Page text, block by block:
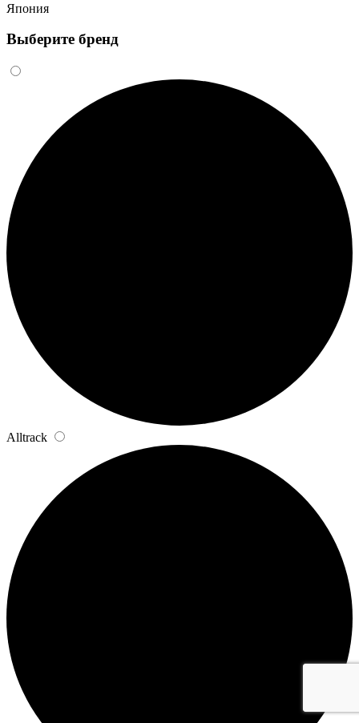
Япония
Выберите бренд
Alltrack